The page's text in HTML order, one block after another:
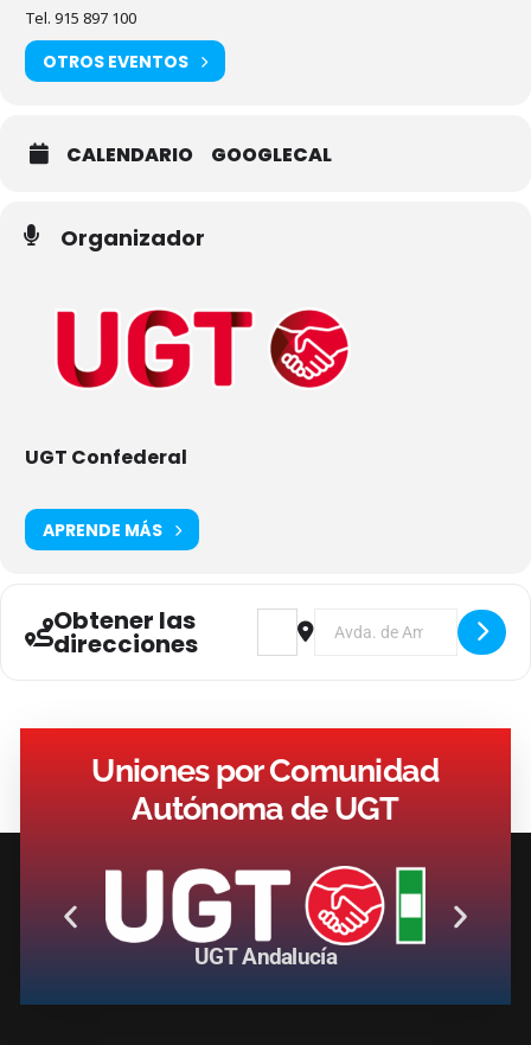
Tel. 915 897 100
OTROS EVENTOS
CALENDARIO GOOGLECAL
Organizador
UGT Confederal
APRENDE MÁS
Obtener las
direcciones
Address - Taller: Seguridad
Destination Address -
Uniones por Comunidad
Autónoma de UGT
UGT Andalucía